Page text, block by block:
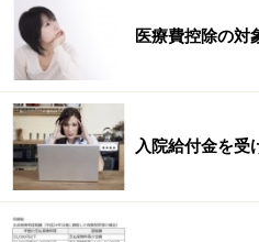
医療費控除の対
入院給付金を受